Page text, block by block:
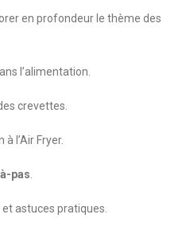
en profondeur le thème des
l’alimentation.
crevettes.
l’Air Fryer.
pas
astuces pratiques.